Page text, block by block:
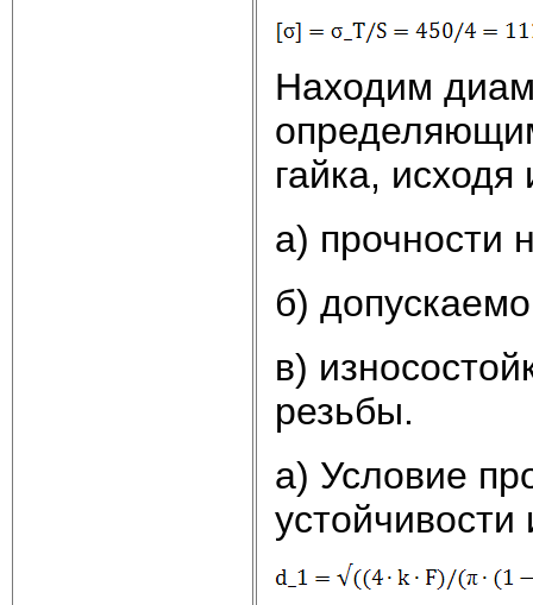
Находим
гайка, исходя
а) прочности
б)
в)
резьбы.
а) Условие